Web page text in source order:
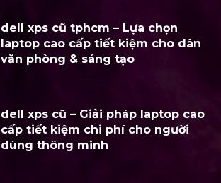
dell xps cũ tphcm – Lựa chọn
laptop cao cấp tiết kiệm cho dân
văn phòng & sáng tạo
dell xps cũ – Giải pháp laptop cao
cấp tiết kiệm chi phí cho người
dùng thông minh